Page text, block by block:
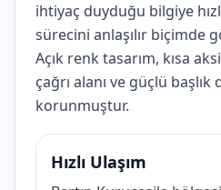
ihtiyaç duyduğu bilgiye
sürecini anlaşılır biçimde
Açık renk tasarım, kısa
çağrı alanı ve güçlü
korunmuştur.
Hızlı Ulaşım